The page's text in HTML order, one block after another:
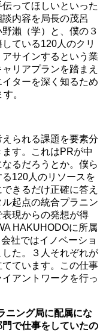
ってほしいといった
内容を局長の茂呂
瀨（学）と、僕の３
ている120人のクリ
サインするという業
リアプランを踏まえ
ターを深く知るため
。
られる課題を要素分
す。これはPRが中
るだろうとか。僕ら
120人のリソースを
きるだけ正確に答え
起点の統合プラニン
現からの発想が得
HAKUHODOに所属
社ではイノベーショ
た。３人それぞれが
ています。この仕事
アントワークを行っ
ニング局に配属にな
で仕事をしていたの